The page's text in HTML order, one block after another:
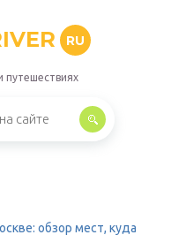
RU
путешествиях
обзор мест, куда